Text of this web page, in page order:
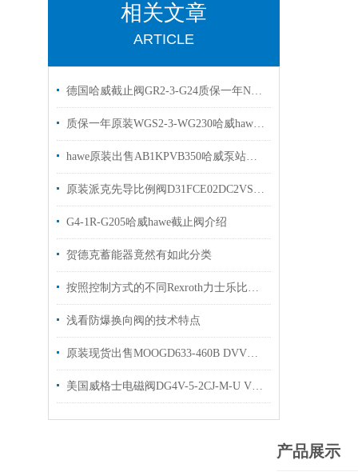
相关文章
ARTICLE
德国哈威截止阀GR2-3-G24质保一年NGR2-1R-N24现货
质保一年原装WGS2-3-WG230哈威hawe换向阀
hawe原装出售AB1KPVB350哈威泵站连接块
原装派克先导比例阀D31FCE02DC2VS7 PARKER派克现货
G4-1R-G205哈威hawe截止阀介绍
贺德克蓄能器竟然有如此分类
按照控制方式的不同Rexroth力士乐比例阀可以分为3大类别
浅看防爆换向阀的技术特点
原装现货出售MOOGD633-460B DVV穆格伺服阀
美国威格士电磁阀DG4V-5-2CJ-M-U VICKERS换向阀现货
产品展示